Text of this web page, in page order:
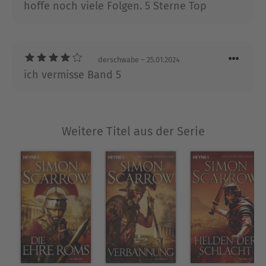
Bestsellererfolge.
Ausblenden
hoffe noch viele Folgen. 5 Sterne Top
derschwabe – 25.01.2024
ich vermisse Band 5
Weitere Titel aus der Serie